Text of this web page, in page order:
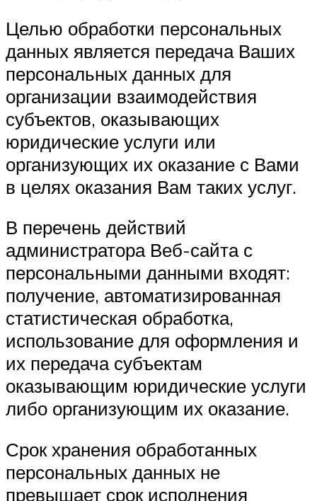
Целью обработки персональных
данных является передача Ваших
персональных данных для
организации взаимодействия
субъектов, оказывающих
юридические услуги или
организующих их оказание с Вами
в целях оказания Вам таких услуг.
В перечень действий
администратора Веб-сайта с
персональными данными входят:
получение, автоматизированная
статистическая обработка,
использование для оформления и
их передача субъектам
оказывающим юридические услуги
либо организующим их оказание.
Срок хранения обработанных
персональных данных не
превышает срок исполнения